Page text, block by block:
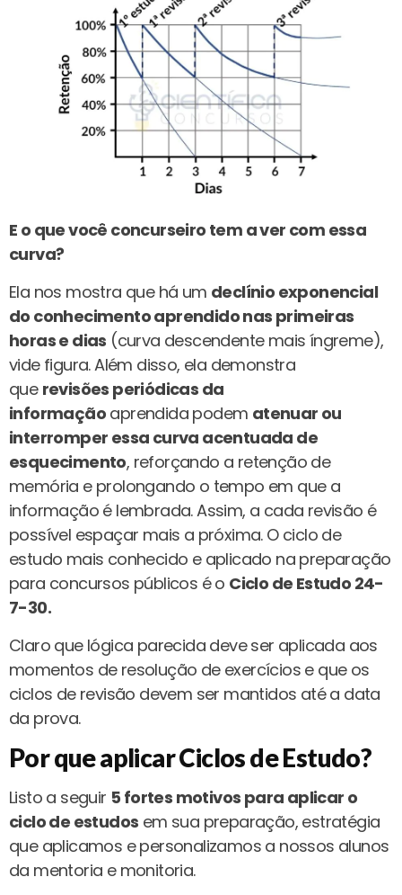
E o que você concurseiro tem a ver com essa
curva?
Ela nos mostra que há um declínio exponencial
do conhecimento aprendido nas primeiras
horas e dias (curva descendente mais íngreme),
vide figura. Além disso, ela demonstra
que revisões periódicas da
informação aprendida podem atenuar ou
interromper essa curva acentuada de
esquecimento, reforçando a retenção de
memória e prolongando o tempo em que a
informação é lembrada. Assim, a cada revisão é
possível espaçar mais a próxima. O ciclo de
estudo mais conhecido e aplicado na preparação
para concursos públicos é o Ciclo de Estudo 24-
7-30.
Claro que lógica parecida deve ser aplicada aos
momentos de resolução de exercícios e que os
ciclos de revisão devem ser mantidos até a data
da prova.
Por que aplicar Ciclos de Estudo?
Listo a seguir 5 fortes motivos para aplicar o
ciclo de estudos em sua preparação, estratégia
que aplicamos e personalizamos a nossos alunos
da mentoria e monitoria.